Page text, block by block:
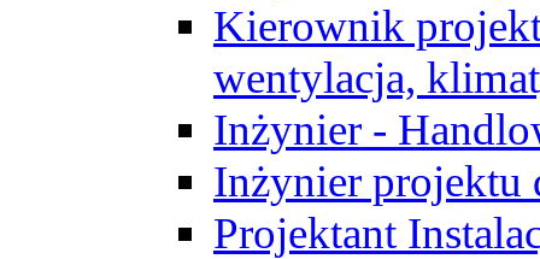
Kierownik
wentylacja,
Inżynier -
Inżynier projektu
Projektant